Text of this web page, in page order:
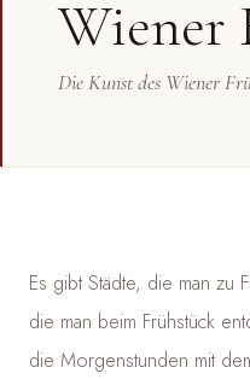
Wiener
Die Kunst des Wiener
Es gibt Städte, die man zu
die man beim Frühstück
die Morgenstunden mit